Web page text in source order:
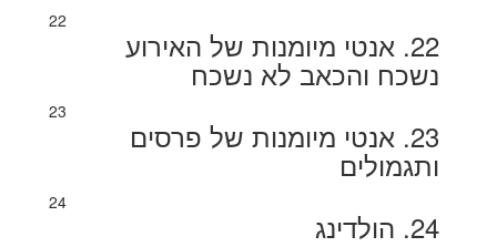
22
22. אנטי מיומנות של האירוע
נשכח והכאב לא נשכח
23
23. אנטי מיומנות של פרסים
ותגמולים
24
24. הולדינג